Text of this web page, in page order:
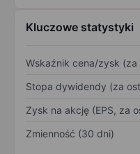
Kluczowe statystyki
Wskaźnik cena/zysk (za
Stopa dywidendy (za
Zysk na akcję (EPS, za
Zmienność (30 dni)